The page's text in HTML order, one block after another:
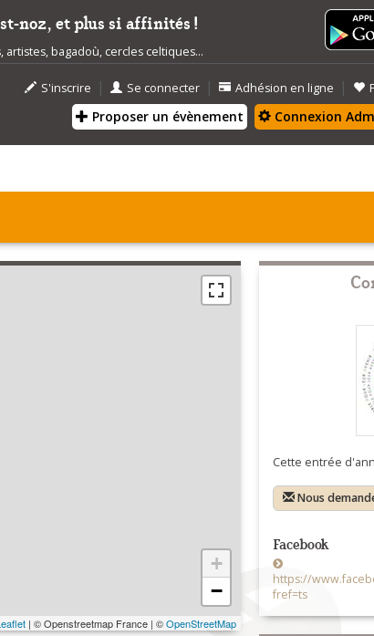
noz, et plus si affinités !
bagadoù, cercles celtiques...
S'inscrire | Se connecter | Adhésion en ligne |
Proposer un évènement Connexion
+
−
| © Openstreetmap France | ©OpenStreetMap
Cette entrée
Nous
Facebook
https://
fref=ts